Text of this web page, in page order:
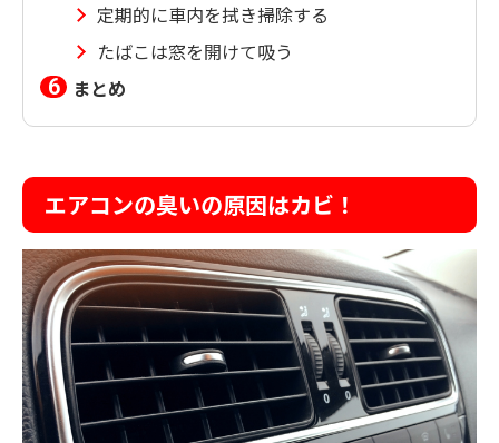
定期的に車内を拭き掃除する
たばこは窓を開けて吸う
まとめ
エアコンの臭いの原因はカビ！